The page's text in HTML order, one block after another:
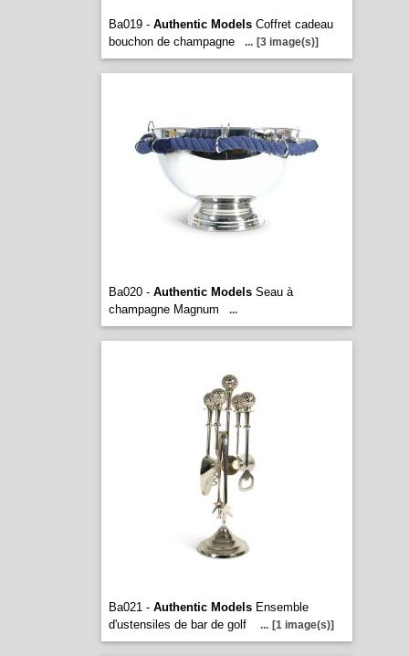
Ba019 - Authentic ModelsCoffret cadeau
bouchon de champagne
... [3 image(s)]
Ba020 - Authentic ModelsSeau à
champagne Magnum
...
Ba021 - Authentic ModelsEnsemble
d'ustensiles de bar de golf
... [1 image(s)]